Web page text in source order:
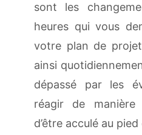
sont les
heures qui vous
votre plan de
ainsi
dépassé par les
réagir de
d’être acculé au pied